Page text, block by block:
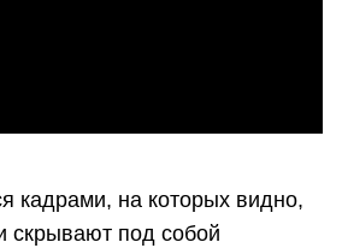
кадрами, на которых видно,
скрывают под собой